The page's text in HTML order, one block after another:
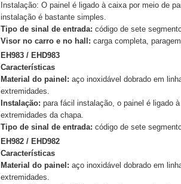
Instalação: O painel é ligado à caixa por meio de
instalação é bastante simples.
Tipo de sinal de entrada: código de sete
Visor no carro e no hall: carga completa,
EH983 / EHD983
Características
Material do painel: aço inoxidável dobrado em
extremidades.
Instalação: para fácil instalação, o painel é ligado
extremidades da chapa.
Tipo de sinal de entrada: código de sete
EH982 / EHD982
Características
Material do painel: aço inoxidável dobrado em
extremidades.